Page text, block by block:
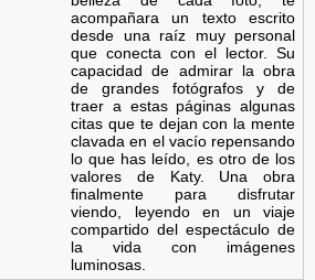
acompañara un texto escrito
desde una raíz muy personal
que conecta con el lector. Su
capacidad de admirar la obra
de grandes fotógrafos y de
traer a estas páginas algunas
citas que te dejan con la mente
clavada en el vacío repensando
lo que has leído, es otro de los
valores de Katy. Una obra
finalmente para disfrutar
viendo, leyendo en un viaje
compartido del espectáculo de
la vida con imágenes
luminosas.